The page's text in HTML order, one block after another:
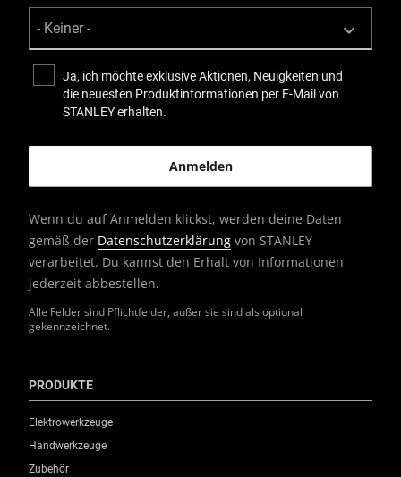
Alle Felder sind Pflichtfelder, außer sie sind als optional
gekennzeichnet.
Ja, ich möchte exklusive Aktionen, Neuigkeiten und
die neuesten Produktinformationen per E-Mail von
STANLEY erhalten.
Wenn du auf Anmelden klickst, werden deine Daten
gemäß der Datenschutzerklärung von STANLEY
verarbeitet. Du kannst den Erhalt von Informationen
jederzeit abbestellen.
PRODUKTE
Elektrowerkzeuge
Handwerkzeuge
Zubehör